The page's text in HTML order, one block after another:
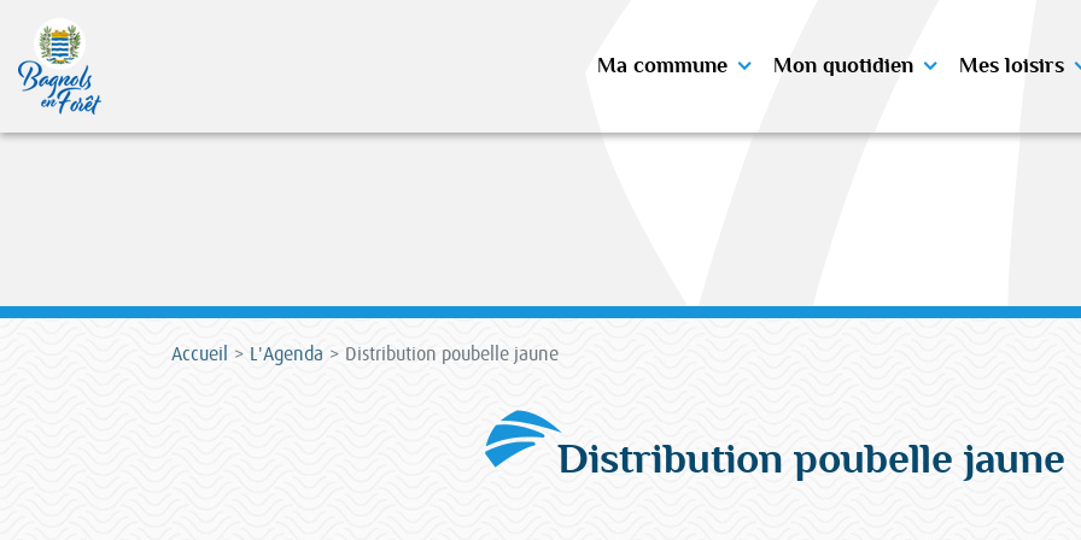
Ma commune Mon quotidien Mes loisirs
Accueil L'Agenda Distribution poubelle jaune
Distribution poubelle jaune